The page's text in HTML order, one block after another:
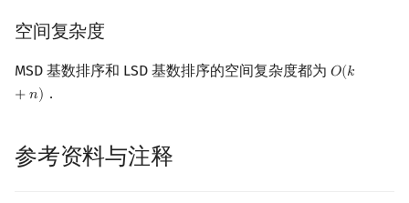
空间复杂度
MSD 基数排序和 LSD 基数排序的空间复杂度都为 𝑂(𝑘
+𝑛)
O(k+
．
参考资料与注释